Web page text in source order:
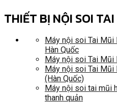
THIẾT BỊ NỘI SOI
Máy nội soi Tai Mũi
Hàn Quốc
Máy nội soi Tai Mũi
Máy nội soi Tai Mũi
(Hàn Quốc)
Máy nội soi tai mũi
thanh quản